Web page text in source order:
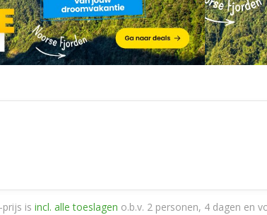
Tirol incl. dagelijks 4-
is incl. alle toeslagen o.b.v. 2 personen, 4 dagen en